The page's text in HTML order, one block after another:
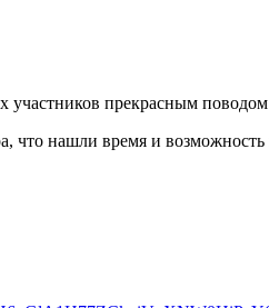
участников прекрасным
что нашли время и